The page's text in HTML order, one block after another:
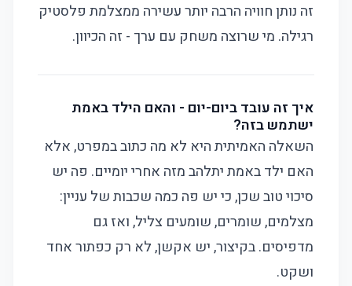
זה נותן חוויה הרבה יותר עשירה ממצלמת פלסטיק
רגילה. מי שרוצה משחק עם ערך - זה הכיוון.
איך זה עובד ביום-יום - והאם הילד באמת
ישתמש בזה?
השאלה האמיתית היא לא מה כתוב במפרט, אלא
האם ילד באמת יתלהב מזה אחרי יומיים. פה יש
סיכוי טוב שכן, כי יש פה כמה שכבות של עניין:
מצלמים, שומרים, שומעים צליל, ואז גם
מדפיסים. בקיצור, יש אקשן, לא רק כפתור אחד
ושקט.